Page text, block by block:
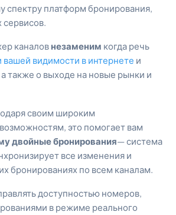
спектру платформ бронирования,
сервисов.
каналов незаменим когда речь
видимости в интернете и
а также о выходе на новые рынки и
своим широким
это помогает вам
двойные бронирования— система
все изменения и
бронированиях по всем каналам.
доступностью номеров,
в режиме реального